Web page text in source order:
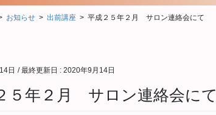
お知らせ 出前講座 平成２５年２月 サロン連絡会にて
日 / 最終更新日 : 2020年9月14日
５年２月 サロン連絡会にて